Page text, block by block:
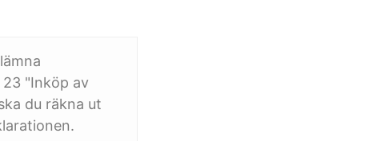
"Inköp av
du räkna ut